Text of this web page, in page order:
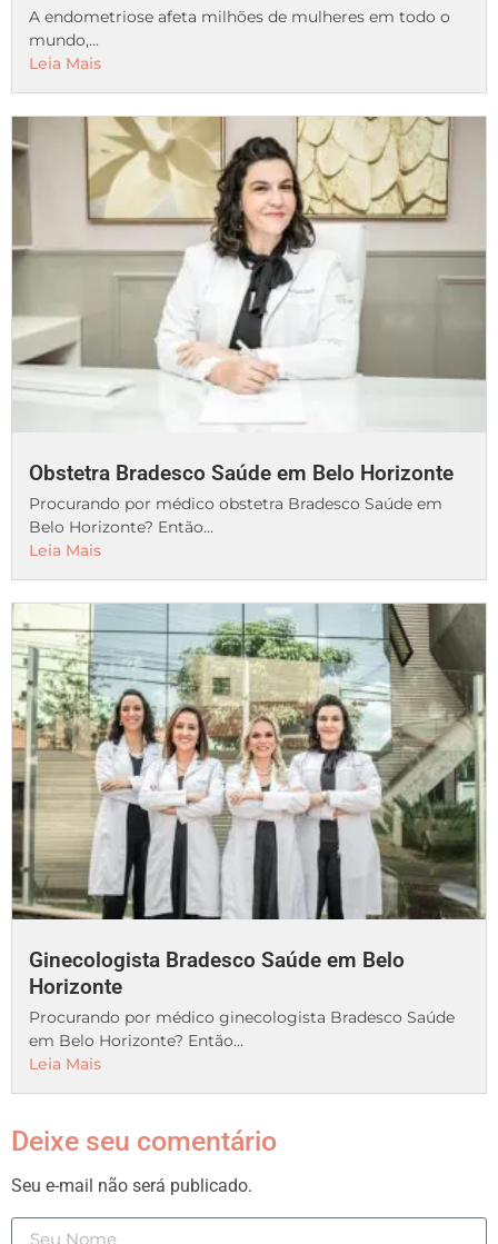
A endometriose afeta milhões de mulheres em todo o
mundo,...
Leia Mais
Obstetra Bradesco Saúde em Belo Horizonte
Procurando por médico obstetra Bradesco Saúde em
Belo Horizonte? Então...
Leia Mais
Ginecologista Bradesco Saúde em Belo
Horizonte
Procurando por médico ginecologista Bradesco Saúde
em Belo Horizonte? Então...
Leia Mais
Deixe seu comentário
Seu e-mail não será publicado.